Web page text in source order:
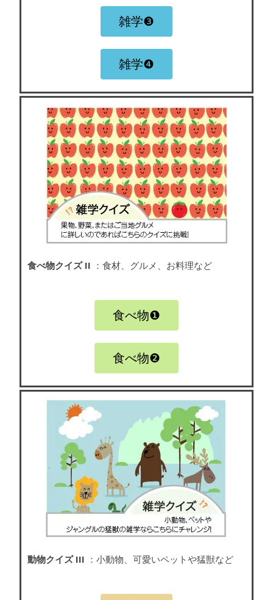
雑学❸
雑学❹
食べ物クイズ II ：食材、グルメ、お料理など
食べ物❶
食べ物❷
動物クイズ III ：小動物、可愛いペットや猛獣など